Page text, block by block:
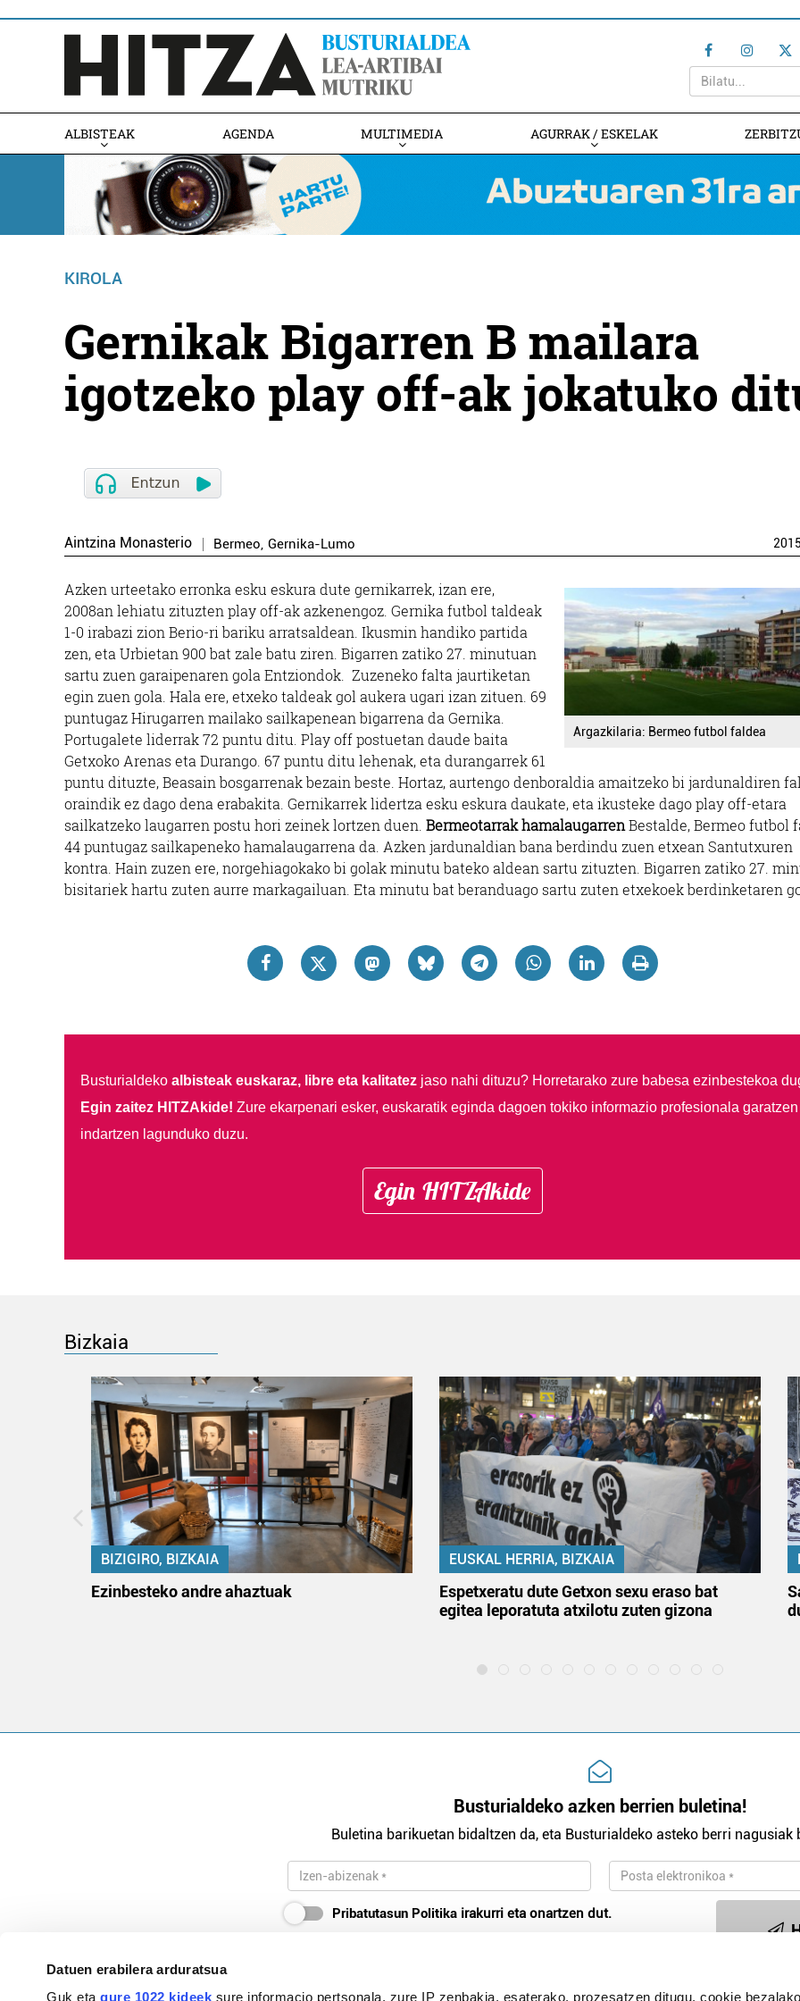
Datuen erabilera arduratsua
Guk etagure 1022 kideek sure informacio pertsonala, zure IP zenbakia, esaterako, prozesatzen ditugu, cookie
ALBISTEAK AGENDA MULTIMEDIA AGURRAK / ESKELAK
KIROLA
Gernikak Bigarren B mailara
igotzeko play off-ak jokatuko
Aintzina Monasterio Bermeo, Gernika-Lumo 2015
Argazkilaria: Bermeo futbol faldea
Azken urteetako erronka esku eskura dute gernikarrek, izan ere,
2008an lehiatu zituzten play off-ak azkenengoz. Gernika futbol taldeak
1-0 irabazi zion Berio-ri bariku arratsaldean. Ikusmin handiko partida
zen, eta Urbietan 900 bat zale batu ziren. Bigarren zatiko 27. minutuan
sartu zuen garaipenaren gola Entziondok. Zuzeneko falta jaurtiketan
egin zuen gola. Hala ere, etxeko taldeak gol aukera ugari izan zituen. 69
puntugaz Hirugarren mailako sailkapenean bigarrena da Gernika.
Portugalete liderrak 72 puntu ditu. Play off postuetan daude baita
Getxoko Arenas eta Durango. 67 puntu ditu lehenak, eta durangarrek 61
puntu dituzte, Beasain bosgarrenak bezain beste. Hortaz, aurtengo denboraldia amaitzeko bi jardunaldiren
oraindik ez dago dena erabakita. Gernikarrek lidertza esku eskura daukate, eta ikusteke dago play off-etara
sailkatzeko laugarren postu hori zeinek lortzen duen. Bermeotarrak hamalaugarrenBestalde, Bermeo futbol
44 puntugaz sailkapeneko hamalaugarrena da. Azken jardunaldian bana berdindu zuen etxean Santutxuren
kontra. Hain zuzen ere, norgehiagokako bi golak minutu bateko aldean sartu zituzten. Bigarren zatiko 27.
bisitariek hartu zuten aurre markagailuan. Eta minutu bat beranduago sartu zuten etxekoek berdinketaren
Busturialdeko albisteak euskaraz, libre eta kalitatezjaso nahi dituzu? Horretarako zure babesa ezinbestekoa
Egin zaitez HITZAkide! Zure ekarpenari esker, euskaratik eginda dagoen tokiko informazio profesionala garatzen
indartzen lagunduko duzu.
Egin HITZAkide
Bizkaia
BIZIGIRO, BIZKAIA
Ezinbesteko andre ahaztuak
EUSKAL HERRIA, BIZKAIA
Espetxeratu dute Getxon sexu eraso bat
egitea leporatuta atxilotu zuten gizona
Busturialdeko azken berrien buletina!
Buletina barikuetan bidaltzen da, eta Busturialdeko asteko berri nagusiak
Pribatutasun Politika irakurri eta onartzen dut.